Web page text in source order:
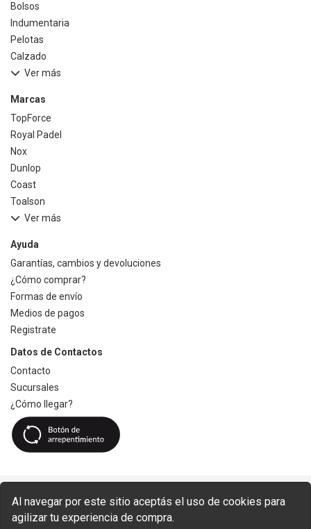
Al navegar por este sitio aceptás el uso de cookies para
agilizar tu experiencia de compra.
Bolsos
Indumentaria
Pelotas
Calzado
Ver más
Marcas
TopForce
Royal Padel
Nox
Dunlop
Coast
Toalson
Ver más
Ayuda
Garantías, cambios y devoluciones
¿Cómo comprar?
Formas de envío
Medios de pagos
Registrate
Datos de Contactos
Contacto
Sucursales
¿Cómo llegar?
Copyright © 2026 Ace